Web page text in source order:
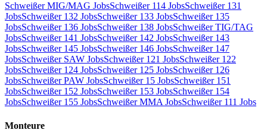
Schweißer MIG/MAG JobsSchweißer 114 JobsSchweißer 131
JobsSchweißer 132 JobsSchweißer 133 JobsSchweißer 135
JobsSchweißer 136 JobsSchweißer 138 JobsSchweißer TIG/TAG
JobsSchweißer 141 JobsSchweißer 142 JobsSchweißer 143
JobsSchweißer 145 JobsSchweißer 146 JobsSchweißer 147
JobsSchweißer SAW JobsSchweißer 121 JobsSchweißer 122
JobsSchweißer 124 JobsSchweißer 125 JobsSchweißer 126
JobsSchweißer PAW JobsSchweißer 15 JobsSchweißer 151
JobsSchweißer 152 JobsSchweißer 153 JobsSchweißer 154
JobsSchweißer 155 JobsSchweißer MMA JobsSchweißer 111 Jobs
Monteure